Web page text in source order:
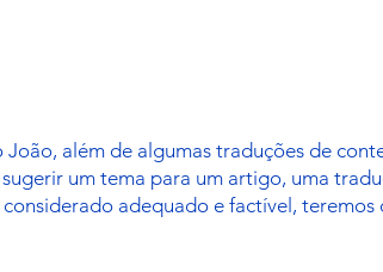
além de algumas traduções de
um tema para um artigo, uma
adequado e factível,